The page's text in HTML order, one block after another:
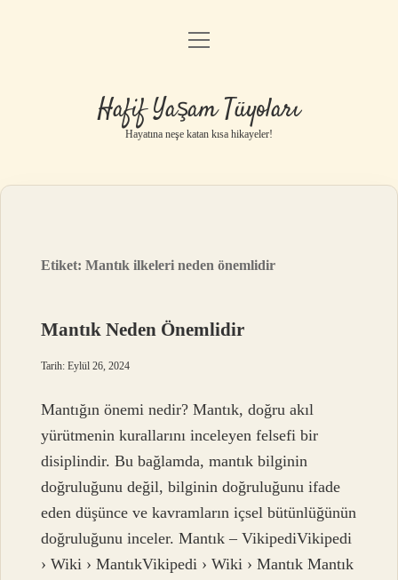
Anasayfa
Yasal Uyarı
menüyü
Hafif Yaşam Tüyoları
Hayatına neşe katan kısa hikayeler!
Etiket:Mantık ilkeleri neden önemlidir
Mantık Neden Önemlidir
Tarih: Eylül 26, 2024
Mantığın önemi nedir? Mantık, doğru akıl
yürütmenin kurallarını inceleyen felsefi bir
disiplindir. Bu bağlamda, mantık bilginin
doğruluğunu değil, bilginin doğruluğunu ifade
eden düşünce ve kavramların içsel bütünlüğünün
doğruluğunu inceler. Mantık – VikipediVikipedi
› Wiki › MantıkVikipedi › Wiki › Mantık Mantık